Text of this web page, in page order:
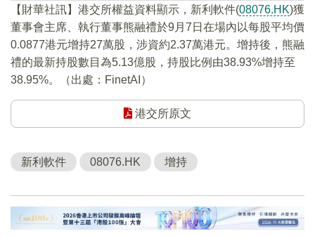
【財華社訊】港交所權益資料顯示，新利軟件(08076.HK)獲
董事會主席、執行董事熊融禮於9月7日在場內以每股平均價
0.0877港元增持27萬股，涉資約2.37萬港元。增持後，熊融
禮的最新持股數目為5.13億股，持股比例由38.93%增持至
38.95%。（出處：FinetAI）
港交所原文
新利軟件 08076.HK 增持